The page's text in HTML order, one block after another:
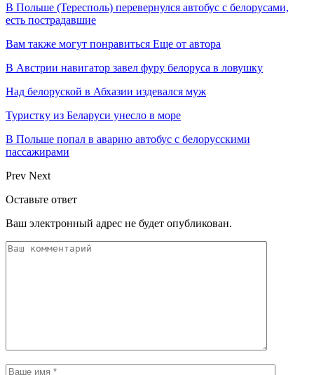
В Польше (Тересполь) перевернулся автобус с белорусами,
есть пострадавшие
Вам также могут понравиться Еще от автора
В Австрии навигатор завел фуру белоруса в ловушку
Над белоруской в Абхазии издевался муж
Туристку из Беларуси унесло в море
В Польше попал в аварию автобус с белорусскими
пассажирами
Prev Next
Оставьте ответ
Ваш электронный адрес не будет опубликован.